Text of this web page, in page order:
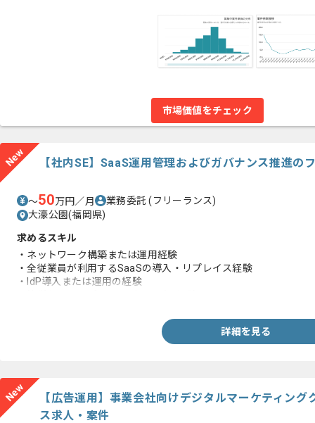
市場価値をチェック
New 【社内SE】SaaS運用管理およびガバナンス推進の
〜50万円／月 業務委託(フリーランス)
大濠公園(福岡県)
求めるスキル
・ネットワーク構築または運用経験
・全従業員が利用するSaaSの導入・リプレイス経験
・IdP導入または運用の経験
詳細を見る
New
【広告運用】事業会社向けデジタルマーケティン
ス求人・案件